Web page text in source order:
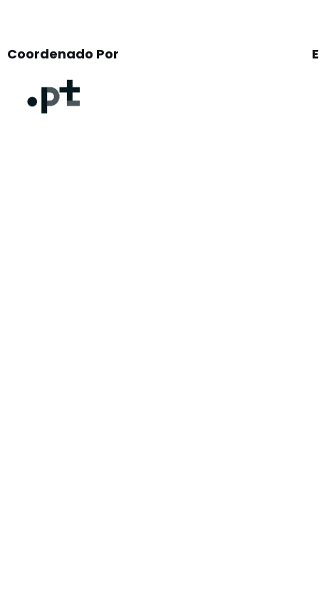
Coordenado Por